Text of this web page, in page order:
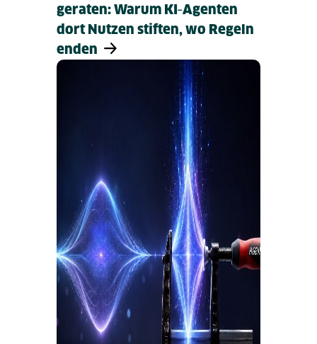
geraten: Warum KI‑Agenten
dort Nutzen stiften, wo Regeln
enden